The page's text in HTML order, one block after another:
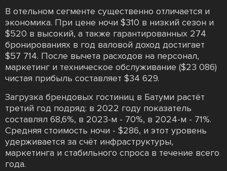
В отельном сегменте существенно отличается и
экономика. При цене ночи $310 в низкий сезон и
$520 в высокий, а также гарантированных 274
бронированиях в год валовой доход достигает
$57 714. После вычета расходов на персонал,
маркетинг и техническое обслуживание ($23 086)
чистая прибыль составляет $34 629.
Загрузка брендовых гостиниц в Батуми растёт
третий год подряд: в 2022 году показатель
составлял 68,6%, в 2023-м - 70%, в 2024-м - 71%.
Средняя стоимость ночи - $286, и этот уровень
удерживается за счёт инфраструктуры,
маркетинга и стабильного спроса в течение всего
года.